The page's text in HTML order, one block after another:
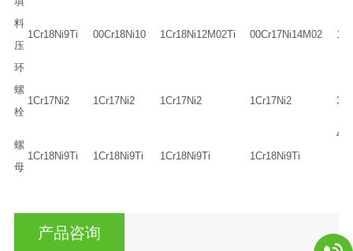
料
压
环
1Cr18Ni9Ti 00Cr18Ni10 1Cr18Ni12M02Ti 00Cr17Ni14M02
螺
栓
1Cr17Ni2 1Cr17Ni2 1Cr17Ni2 1Cr17Ni2
螺
母
1Cr18Ni9Ti 1Cr18Ni9Ti 1Cr18Ni9Ti 1Cr18Ni9Ti
45
产品咨询